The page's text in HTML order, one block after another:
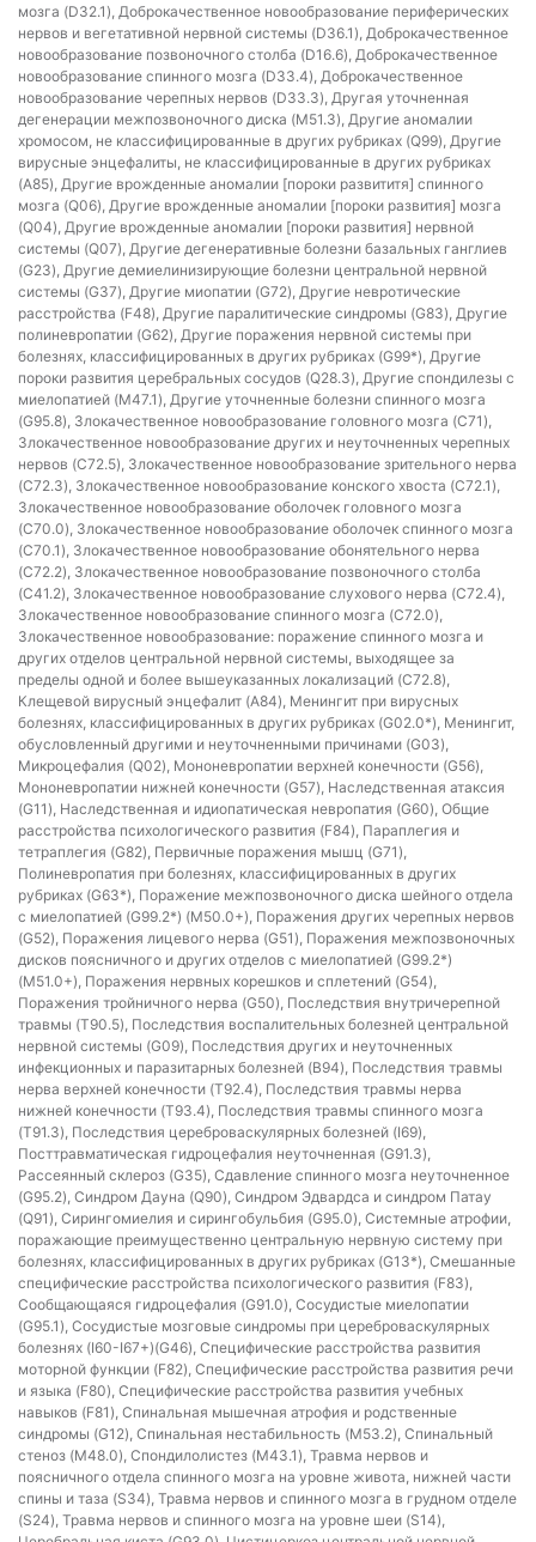
мозга (D32.1), Доброкачественное новообразование периферических
нервов и вегетативной нервной системы (D36.1), Доброкачественное
новообразование позвоночного столба (D16.6), Доброкачественное
новообразование спинного мозга (D33.4), Доброкачественное
новообразование черепных нервов (D33.3), Другая уточненная
дегенерации межпозвоночного диска (M51.3), Другие аномалии
хромосом, не классифицированные в других рубриках (Q99), Другие
вирусные энцефалиты, не классифицированные в других рубриках
(A85), Другие врожденные аномалии [пороки развититя] спинного
мозга (Q06), Другие врожденные аномалии [пороки развития] мозга
(Q04), Другие врожденные аномалии [пороки развития] нервной
системы (Q07), Другие дегенеративные болезни базальных ганглиев
(G23), Другие демиелинизирующие болезни центральной нервной
системы (G37), Другие миопатии (G72), Другие невротические
расстройства (F48), Другие паралитические синдромы (G83), Другие
полиневропатии (G62), Другие поражения нервной системы при
болезнях, классифицированных в других рубриках (G99*), Другие
пороки развития церебральных сосудов (Q28.3), Другие спондилезы с
миелопатией (M47.1), Другие уточненные болезни спинного мозга
(G95.8), Злокачественное новообразование головного мозга (C71),
Злокачественное новообразование других и неуточненных черепных
нервов (C72.5), Злокачественное новообразование зрительного нерва
(C72.3), Злокачественное новообразование конского хвоста (C72.1),
Злокачественное новообразование оболочек головного мозга
(C70.0), Злокачественное новообразование оболочек спинного мозга
(C70.1), Злокачественное новообразование обонятельного нерва
(C72.2), Злокачественное новообразование позвоночного столба
(C41.2), Злокачественное новообразование слухового нерва (C72.4),
Злокачественное новообразование спинного мозга (C72.0),
Злокачественное новообразование: поражение спинного мозга и
других отделов центральной нервной системы, выходящее за
пределы одной и более вышеуказанных локализаций (C72.8),
Клещевой вирусный энцефалит (A84), Менингит при вирусных
болезнях, классифицированных в других рубриках (G02.0*), Менингит,
обусловленный другими и неуточненными причинами (G03),
Микроцефалия (Q02), Мононевропатии верхней конечности (G56),
Мононевропатии нижней конечности (G57), Наследственная атаксия
(G11), Наследственная и идиопатическая невропатия (G60), Общие
расстройства психологического развития (F84), Параплегия и
тетраплегия (G82), Первичные поражения мышц (G71),
Полиневропатия при болезнях, классифицированных в других
рубриках (G63*), Поражение межпозвоночного диска шейного отдела
с миелопатией (G99.2*) (M50.0+), Поражения других черепных нервов
(G52), Поражения лицевого нерва (G51), Поражения межпозвоночных
дисков поясничного и других отделов с миелопатией (G99.2*)
(M51.0+), Поражения нервных корешков и сплетений (G54),
Поражения тройничного нерва (G50), Последствия внутричерепной
травмы (T90.5), Последствия воспалительных болезней центральной
нервной системы (G09), Последствия других и неуточненных
инфекционных и паразитарных болезней (B94), Последствия травмы
нерва верхней конечности (T92.4), Последствия травмы нерва
нижней конечности (T93.4), Последствия травмы спинного мозга
(T91.3), Последствия цереброваскулярных болезней (I69),
Посттравматическая гидроцефалия неуточненная (G91.3),
Рассеянный склероз (G35), Сдавление спинного мозга неуточненное
(G95.2), Синдром Дауна (Q90), Синдром Эдвардса и синдром Патау
(Q91), Сирингомиелия и сирингобульбия (G95.0), Системные атрофии,
поражающие преимущественно центральную нервную систему при
болезнях, классифицированных в других рубриках (G13*), Смешанные
специфические расстройства психологического развития (F83),
Сообщающаяся гидроцефалия (G91.0), Сосудистые миелопатии
(G95.1), Сосудистые мозговые синдромы при цереброваскулярных
болезнях (I60-I67+)(G46), Специфические расстройства развития
моторной функции (F82), Специфические расстройства развития речи
и языка (F80), Специфические расстройства развития учебных
навыков (F81), Спинальная мышечная атрофия и родственные
синдромы (G12), Спинальная нестабильность (M53.2), Спинальный
стеноз (M48.0), Спондилолистез (M43.1), Травма нервов и
поясничного отдела спинного мозга на уровне живота, нижней части
спины и таза (S34), Травма нервов и спинного мозга в грудном отделе
(S24), Травма нервов и спинного мозга на уровне шеи (S14),